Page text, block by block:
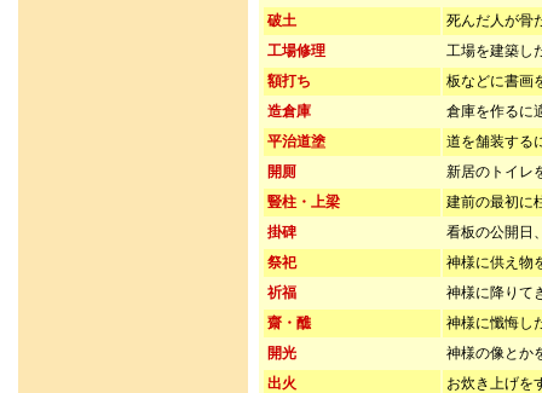
破土
死んだ人が骨
工場修理
工場を建築し
額打ち
板などに書画
造倉庫
倉庫を作るに
平治道塗
道を舗装する
開厠
新居のトイレ
豎柱・上梁
建前の最初に
掛碑
看板の公開日
祭祀
神様に供え物
祈福
神様に降りて
齋・醮
神様に懺悔し
開光
神様の像とか
出火
お炊き上げを